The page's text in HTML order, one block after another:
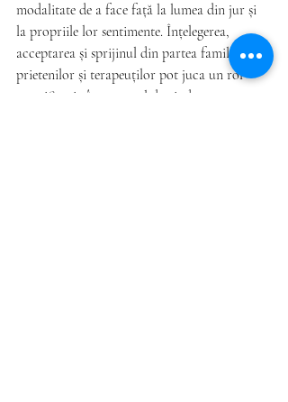
modalitate de a face față la lumea din jur și
la propriile lor sentimente. Înțelegerea,
acceptarea și sprijinul din partea familiei,
prietenilor și terapeuților pot juca un rol
semnificativ în procesul de vindecare.